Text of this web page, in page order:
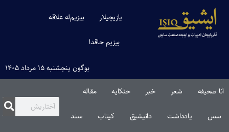
یازیچیلار بیزیم‌له علاقه
بیزیم حاقدا
بوگون پنجشنبه ۱۵ مرداد ۱۴۰۵
صحیفه شعر حئکایه مقاله‌
یادداشت دانیشیق کیتاب سند